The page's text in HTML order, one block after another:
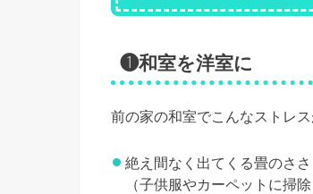
❶和室を洋室に
前の家の和室でこんなストレス
絶え間なく出てくる畳のさ
（子供服やカーペットに掃